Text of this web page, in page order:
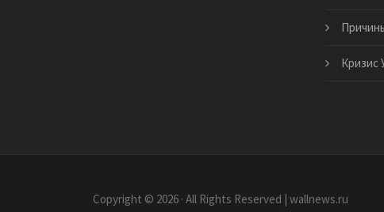
Кризис
Copyright © 2026 · All Rights Reserved | wallnews.ru